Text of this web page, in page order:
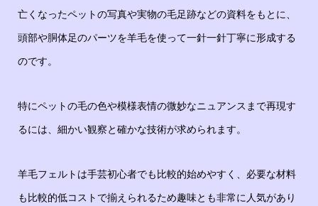
亡くなったペットの写真や実物の毛足跡などの資料をもとに、
頭部や胴体足のパーツを羊毛を使って一針一針丁寧に形成する
のです。
特にペットの毛の色や模様表情の微妙なニュアンスまで再現す
るには、細かい観察と確かな技術が求められます。
羊毛フェルトは手芸初心者でも比較的始めやすく、必要な材料
も比較的低コストで揃えられるため趣味とも非常に人気があり